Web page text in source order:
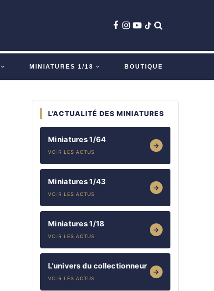
MINIATURES 1/18 BOUTIQUE
L’ACTUALITÉ DES MINIATURES
Miniatures 1/64
VOIR LES ACTUS
→
Miniatures 1/43
VOIR LES ACTUS
→
Miniatures 1/18
VOIR LES ACTUS
→
L’univers du collectionneur
VOIR LES ACTUS
→